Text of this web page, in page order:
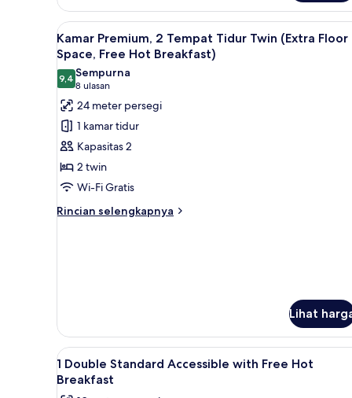
Tidur
Twin
Lihat
semua
foto
untuk
Kamar
Premium,
2
Tempat
Tidur
Twin
(Extra
Kamar Premium, 2 Tempat
7
Kamar Premium, 2 Tempat Tidur Twin (Extra Floor
Space, Free Hot Breakfast)
9,49,4 dari 10
Sempurna
8 ulasan
(8
ulasan)
24 meter persegi
1 kamar tidur
Kapasitas 2
2 twin
Wi-Fi Gratis
Rincian selengkapnya
Rincian
Twin
(Extra
Floor
Space,
Free
Lihat
Lihat
semua
foto
Seprai antialergi, brankas,
8
1 Double Standard Accessible with Free Hot
Breakfast